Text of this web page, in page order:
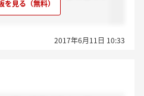
2017年6月11日 10:33